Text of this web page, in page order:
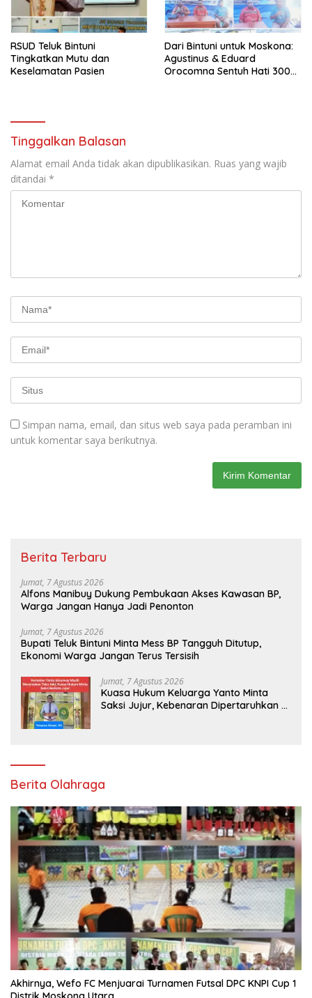
RSUD Teluk Bintuni
Tingkatkan Mutu dan
Keselamatan Pasien
Dari Bintuni untuk Moskona:
Agustinus & Eduard
Orocomna Sentuh Hati 300
Tinggalkan Balasan
Alamat email Anda tidak akan dipublikasikan. Ruas yang wajib
ditandai *
Simpan nama, email, dan situs web saya pada peramban ini
untuk komentar saya berikutnya.
Berita Terbaru
Jumat, 7 Agustus 2026
Alfons Manibuy Dukung Pembukaan Akses Kawasan BP,
Warga Jangan Hanya Jadi Penonton
Jumat, 7 Agustus 2026
Bupati Teluk Bintuni Minta Mess BP Tangguh Ditutup,
Ekonomi Warga Jangan Terus Tersisih
Jumat, 7 Agustus 2026
Kuasa Hukum Keluarga Yanto Minta
Saksi Jujur, Kebenaran Dipertaruhkan di
Berita Olahraga
Akhirnya, Wefo FC Menjuarai Turnamen Futsal DPC KNPI Cup 1